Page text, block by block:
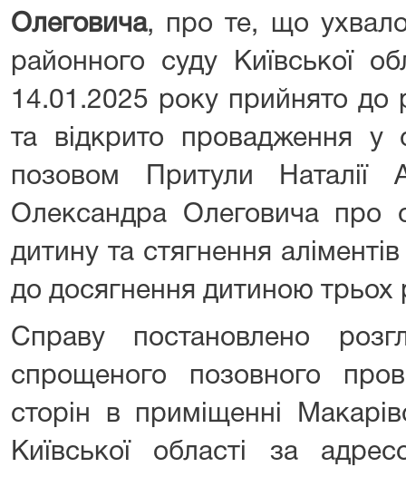
Олеговича, про те, що
районного суду Київської
14.01.2025 року прийнято до
та відкрито провадження
позовом Притули Наталії
Олександра Олеговича про
дитину та стягнення
до досягнення дитиною трьох
Справу постановлено
спрощеного позовного
сторін в приміщенні
Київської області за